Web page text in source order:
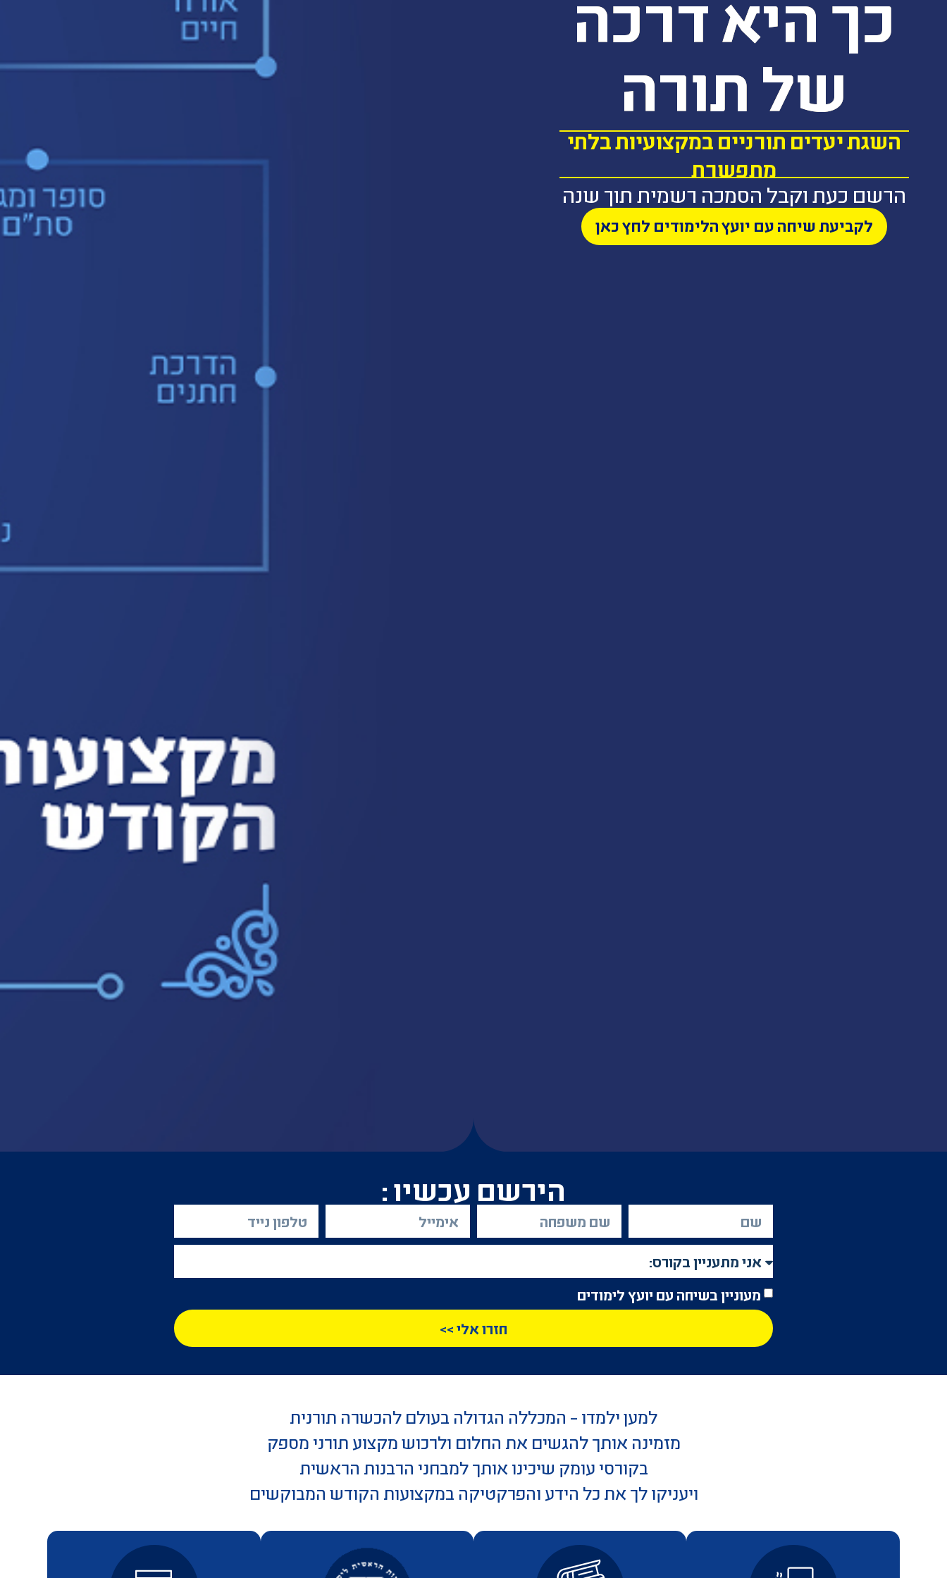
של תורה
השגת יעדים תורניים במקצועיות בלתי
מתפשרת
הרשם כעת וקבל הסמכה רשמית תוך שנה
לקביעת שיחה עם יועץ הלימודים לחץ כאן
הירשם עכשיו :
מעוניין בשיחה עם יועץ לימודים
חזרו אלי >>
למען ילמדו – המכללה הגדולה בעולם להכשרה תורנית
מזמינה אותך להגשים את החלום ולרכוש מקצוע תורני מספק
בקורסי עומק שיכינו אותך למבחני הרבנות הראשית
ויעניקו לך את כל הידע והפרקטיקה במקצועות הקודש המבוקשים